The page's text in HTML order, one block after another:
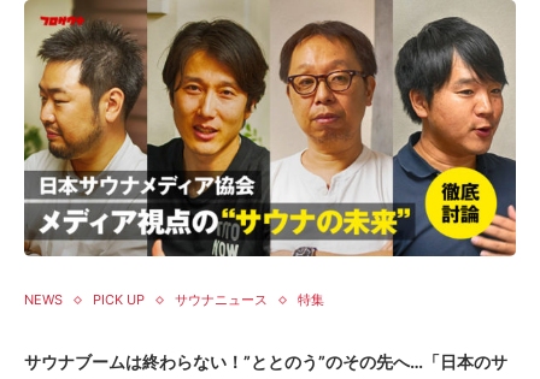
NEWS PICK UP サウナニュース 特集
サウナブームは終わらない！”ととのう”のその先へ…「日本のサ